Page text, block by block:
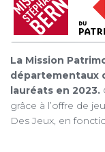
La Mission
départementaux
lauréats en 2023.
grâce à l’offre de
Des Jeux, en